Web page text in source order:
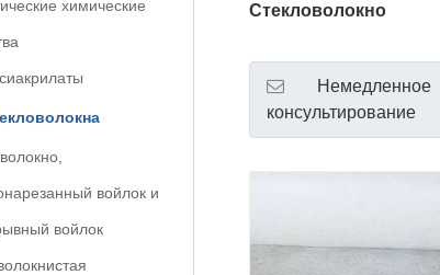
химические
войлок и
войлок
Стекловолокно
Немедленное
консультирование